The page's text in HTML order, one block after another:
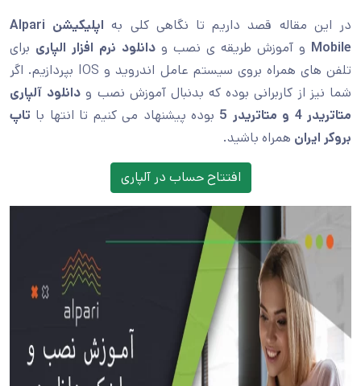
در این مقاله قصد داریم تا نگاهی کلی به
اپلیکیشن Alpari
Mobile و آموزش طریقه ی نصب و دانلود نرم افزار الپاری برای
تلفن های همراه بروی سیستم عامل اندروید و IOS بپردازیم. اگر
شما نیز از کاربرانی بوده که بدنبال آموزش نصب و دانلود آلپاری
متاتریدر 4 و متاتریدر 5
بوده پیشنهاد می کنیم تا انتها با تاپ
بروکر ایران همراه باشید.
افتتاح حساب در آلپاری